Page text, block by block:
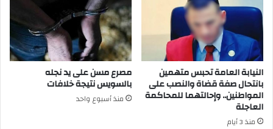
النيابة العامة تحبس متهمين
بانتحال صفة قضاة والنصب على
المواطنين.. وإحالتهما للمحاكمة
العاجلة
منذ 3 أيام
مصرع مسن على يد نجله
بالسويس نتيجة خلافات
منذ أسبوع واحد